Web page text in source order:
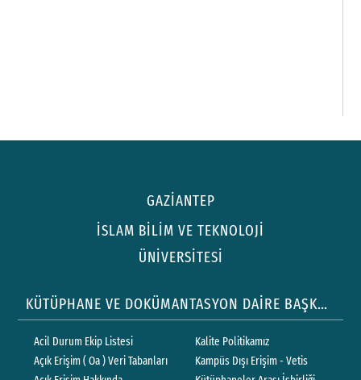
GAZİANTEP
İSLAM BİLİM VE TEKNOLOJİ
ÜNİVERSİTESİ
KÜTÜPHANE VE DOKÜMANTASYON DAİRE BAŞKANLIĞI
Acil Durum Ekip Listesi
Açık Erişim ( Oa ) Veri Tabanları
Kalite Politikamız
Kampüs Dışı Erişim - Vetis